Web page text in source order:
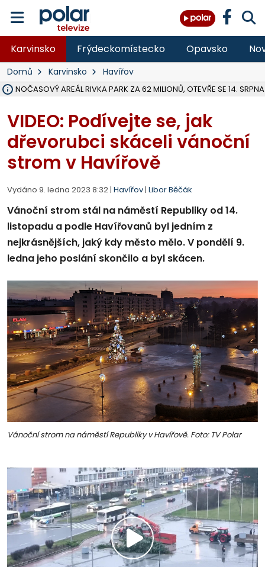
Karvinsko Frýdeckomístecko Opavsko
Domů Karvinsko Havířov
AREÁL RIVKA PARK ZA 62 MILIONŮ, OTEVŘE SE 14. SRPNA
VIDEO: Podívejte se, jak
dřevorubci skáceli vánoční
strom v Havířově
Vydáno 9. ledna 2023 8:32 | Havířov | Libor Běčák
Vánoční strom stál na náměstí Republiky od 14.
listopadu a podle Havířovanů byl jedním z
nejkrásnějších, jaký kdy město mělo. V pondělí 9.
ledna jeho poslání skončilo a byl skácen.
Vánoční strom na náměstí Republiky v Havířově. Foto: TV Polar
Přehrát